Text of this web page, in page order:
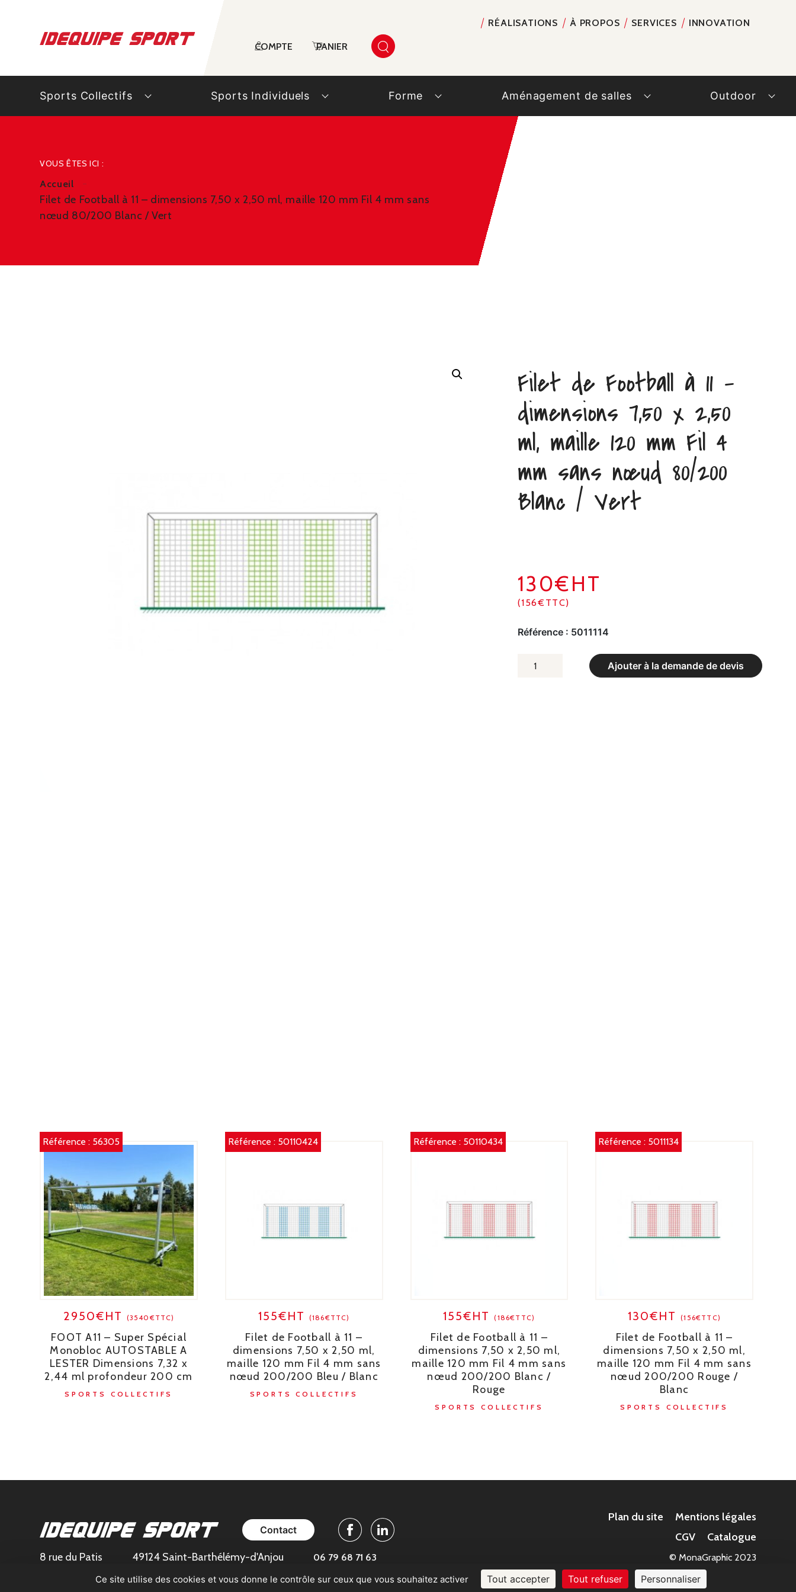
RÉALISATIONS À PROPOS SERVICES INNOVATION
COMPTE PANIER
Sports Collectifs Sports Individuels Forme Aménagement de salles Outdoor
VOUS ÊTES ICI :
Accueil
Filet de Football à 11 – dimensions 7,50 x 2,50 ml, maille 120 mm Fil 4 mm sans
nœud 80/200 Blanc / Vert
Filet de Football à 11 –
dimensions 7,50 x 2,50
ml, maille 120 mm Fil 4
mm sans nœud 80/200
Blanc / Vert
130€HT
(156€TTC)
Référence : 5011114
Ajouter à la demande de devis
QUANTITÉ
Référence : 56305
2950€HT (3540€TTC)
FOOT A11 – Super Spécial
Monobloc AUTOSTABLE A
LESTER Dimensions 7,32 x
2,44 ml profondeur 200 cm
SPORTS COLLECTIFS
Référence : 50110424
155€HT (186€TTC)
Filet de Football à 11 –
dimensions 7,50 x 2,50 ml,
maille 120 mm Fil 4 mm sans
nœud 200/200 Bleu / Blanc
SPORTS COLLECTIFS
Référence : 50110434
155€HT(186€TTC)
Filet de Football à 11 –
dimensions 7,50 x 2,50 ml,
maille 120 mm Fil 4 mm sans
nœud 200/200 Blanc /
Rouge
SPORTS COLLECTIFS
Référence : 5011134
130€HT(156€TTC)
Filet de Football à 11 –
dimensions 7,50 x 2,50 ml,
maille 120 mm Fil 4 mm sans
nœud 200/200 Rouge /
Blanc
SPORTS COLLECTIFS
Contact FacebookLinkedin
Plan du site
Mentions légales
CGV
Catalogue
8 rue du Patis
49124 Saint-Barthélémy-d'Anjou 06 79 68 71 63 © MonaGraphic 2023
Ce site utilise des cookies et vous donne le contrôle sur ceux que vous souhaitez activer Tout accepter Tout refuser Personnaliser